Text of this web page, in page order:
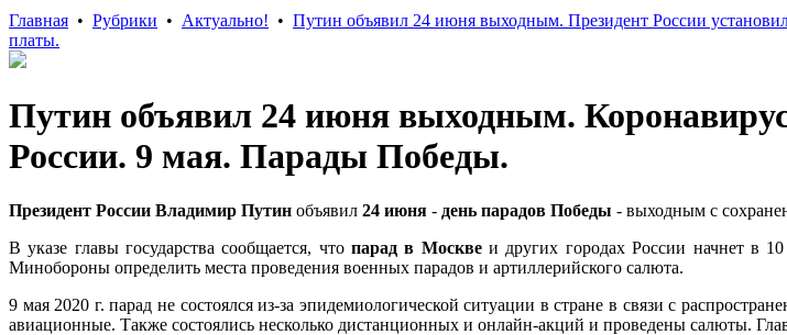
Главная • Рубрики • Актуально! • Путин объявил 24 июня выходным. Президент России
платы.
Путин объявил 24 июня выходным.
России. 9 мая. Парады Победы.
Президент России Владимир Путин объявил 24 июня - день парадов Победы - выходным с
В указе главы государства сообщается, чтопарад в Москвеи других городах России начнет в
Минобороны определить места проведения военных парадов и артиллерийского салюта.
9 мая 2020 г. парад не состоялся из-за эпидемиологической ситуации в стране в связи с
авиационные. Также состоялись несколько дистанционных и онлайн-акций и проведены салюты.